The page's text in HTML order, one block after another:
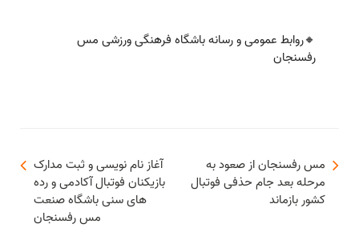
🔸️روابط عمومی و رسانه باشگاه فرهنگی ورزشی مس
رفسنجان
آغاز نام نویسی و ثبت مدارک
بازیکنان فوتبال آکادمی و رده
های سنی باشگاه صنعت
مس رفسنجان
مس رفسنجان از صعود به
مرحله بعد جام حذفی فوتبال
کشور بازماند